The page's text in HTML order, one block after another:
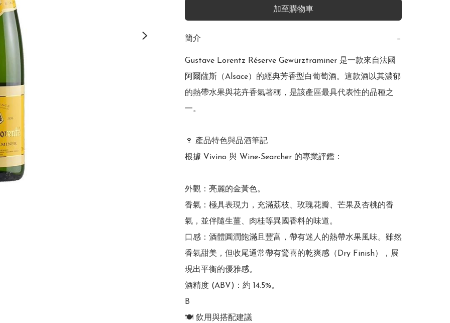
加至購物車
簡介 −
Gustave Lorentz Réserve Gewürztraminer 是一款來自法國
阿爾薩斯（Alsace）的經典芳香型白葡萄酒。這款酒以其濃郁
的熱帶水果與花卉香氣著稱，是該產區最具代表性的品種之
一。
🍷 產品特色與品酒筆記
根據 Vivino 與 Wine-Searcher 的專業評鑑：
外觀：亮麗的金黃色。
香氣：極具表現力，充滿荔枝、玫瑰花瓣、芒果及杏桃的香
氣，並伴隨生薑、肉桂等異國香料的味道。
口感：酒體圓潤飽滿且豐富，帶有迷人的熱帶水果風味。雖然
香氣甜美，但收尾通常帶有驚喜的乾爽感（Dry Finish），展
現出平衡的優雅感。
酒精度 (ABV)：約 14.5%。
B
🍽️ 飲用與搭配建議